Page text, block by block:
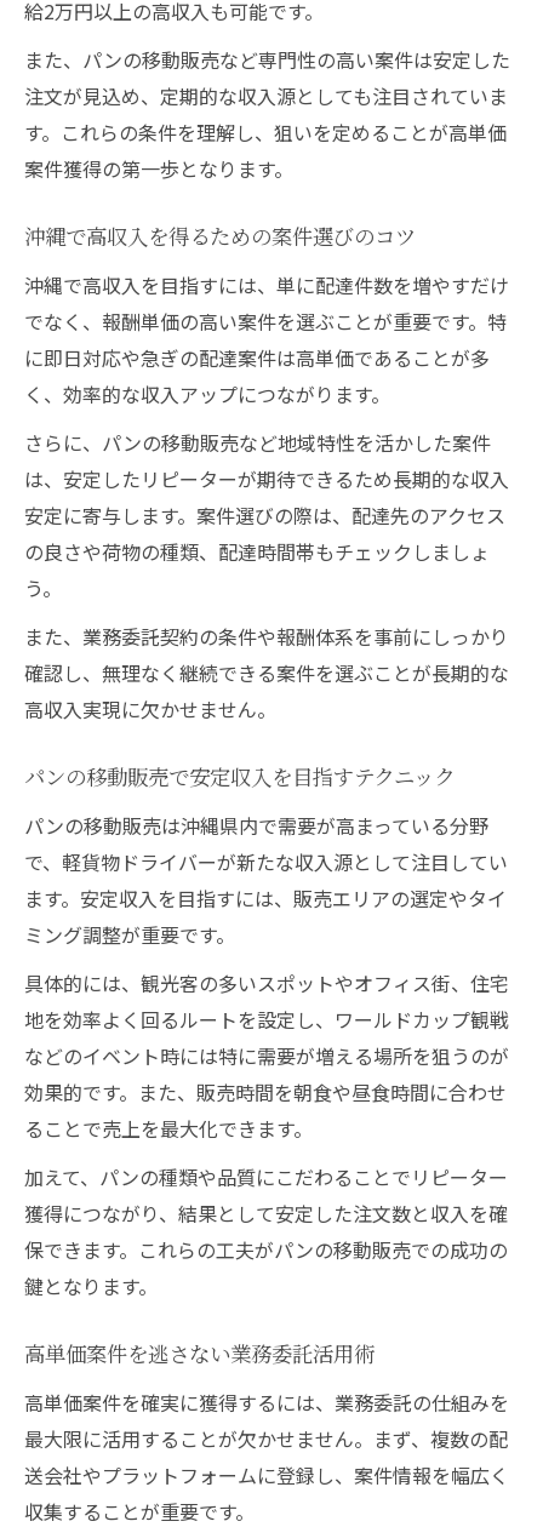
給2万円以上の高収入も可能です。
また、パンの移動販売など専門性の高い案件は安定した
注文が見込め、定期的な収入源としても注目されていま
す。これらの条件を理解し、狙いを定めることが高単価
案件獲得の第一歩となります。
沖縄で高収入を得るための案件選びのコツ
沖縄で高収入を目指すには、単に配達件数を増やすだけ
でなく、報酬単価の高い案件を選ぶことが重要です。特
に即日対応や急ぎの配達案件は高単価であることが多
く、効率的な収入アップにつながります。
さらに、パンの移動販売など地域特性を活かした案件
は、安定したリピーターが期待できるため長期的な収入
安定に寄与します。案件選びの際は、配達先のアクセス
の良さや荷物の種類、配達時間帯もチェックしましょ
う。
また、業務委託契約の条件や報酬体系を事前にしっかり
確認し、無理なく継続できる案件を選ぶことが長期的な
高収入実現に欠かせません。
パンの移動販売で安定収入を目指すテクニック
パンの移動販売は沖縄県内で需要が高まっている分野
で、軽貨物ドライバーが新たな収入源として注目してい
ます。安定収入を目指すには、販売エリアの選定やタイ
ミング調整が重要です。
具体的には、観光客の多いスポットやオフィス街、住宅
地を効率よく回るルートを設定し、ワールドカップ観戦
などのイベント時には特に需要が増える場所を狙うのが
効果的です。また、販売時間を朝食や昼食時間に合わせ
ることで売上を最大化できます。
加えて、パンの種類や品質にこだわることでリピーター
獲得につながり、結果として安定した注文数と収入を確
保できます。これらの工夫がパンの移動販売での成功の
鍵となります。
高単価案件を逃さない業務委託活用術
高単価案件を確実に獲得するには、業務委託の仕組みを
最大限に活用することが欠かせません。まず、複数の配
送会社やプラットフォームに登録し、案件情報を幅広く
収集することが重要です。